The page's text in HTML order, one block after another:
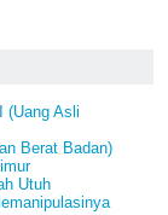
(Uang Asli
Berat Badan)
Utuh